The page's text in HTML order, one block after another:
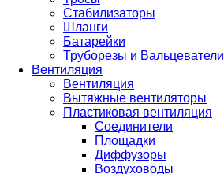
Стабилизаторы
Шланги
Батарейки
Труборезы и Вальцеватели
Вентиляция
Вентиляция
Вытяжные вентиляторы
Пластиковая вентиляция
Соединители
Площадки
Диффузоры
Воздуховоды